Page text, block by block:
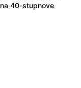
na 40-stupnove